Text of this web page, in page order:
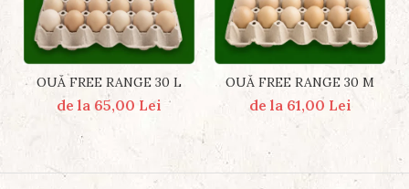
OUĂ FREE RANGE 30 L
de la 65,00 Lei
OUĂ FREE RANGE 30 M
de la 61,00 Lei